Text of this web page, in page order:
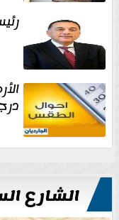
رئيس
الشارع